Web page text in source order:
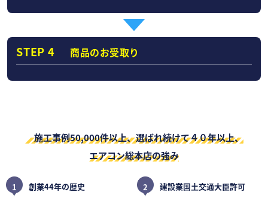
STEP 4 商品のお受取り
施工事例50,000件以上、選ばれ続けて４０年以上、
エアコン総本店の強み
1
創業44年の歴史
2
建設業国土交通大臣許可